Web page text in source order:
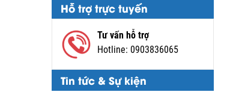
Hỗ trợ trực tuyến
Tư vấn hỗ trợ
Hotline: 0903836065
Tin tức & Sự kiện